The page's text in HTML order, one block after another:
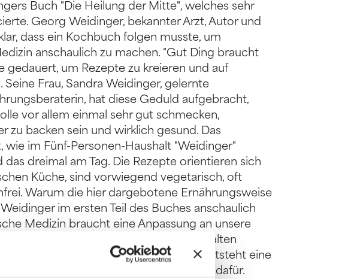
Buch "Die Heilung der Mitte", welches sehr
Georg Weidinger, bekannter Arzt, Autor und
dass ein Kochbuch folgen musste, um
anschaulich zu machen. "Gut Ding braucht
gedauert, um Rezepte zu kreieren und auf
Frau, Sandra Weidinger, gelernte
hat diese Geduld aufgebracht,
vor allem einmal sehr gut schmecken,
zu backen sein und wirklich gesund. Das
im Fünf-Personen-Haushalt "Weidinger"
dreimal am Tag. Die Rezepte orientieren sich
Küche, sind vorwiegend vegetarisch, oft
Warum die hier dargebotene Ernährungsweise
im ersten Teil des Buches anschaulich
Medizin braucht eine Anpassung an unsere
Wenn man die Weisheit des alten
unserer modernen Welt kombiniert, entsteht eine
unsere tägliche Ernährung ist die Basis dafür.